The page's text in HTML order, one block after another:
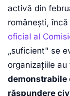
activă din
românești,
oficial al
„suficient" se
organizațiile
demonstrabile
răspundere